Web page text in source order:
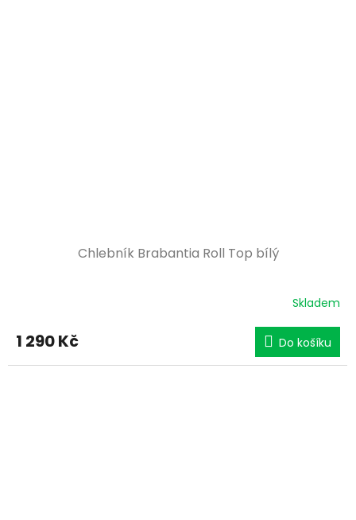
Chlebník Brabantia Roll Top bílý
Skladem
1 290 Kč Do košíku